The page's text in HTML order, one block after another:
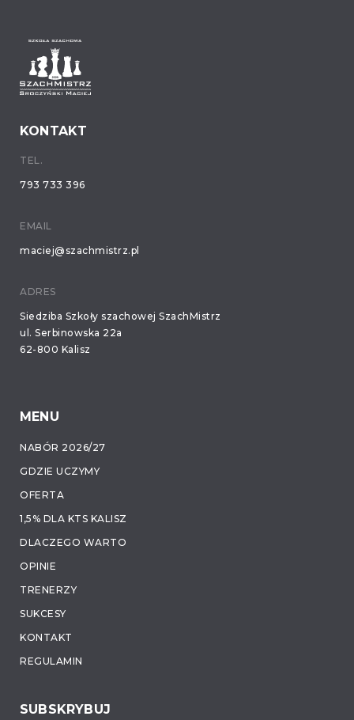
KONTAKT
TEL.
793 733 396
EMAIL
maciej@szachmistrz.pl
ADRES
Siedziba Szkoły szachowej SzachMistrz
ul. Serbinowska 22a
62-800 Kalisz
MENU
NABÓR 2026/27
GDZIE UCZYMY
OFERTA
1,5% DLA KTS KALISZ
DLACZEGO WARTO
OPINIE
TRENERZY
SUKCESY
KONTAKT
REGULAMIN
SUBSKRYBUJ